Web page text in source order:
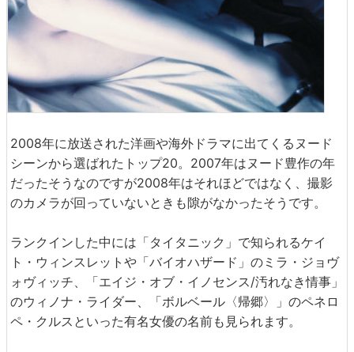
2008年に放送された洋画や海外ドラマに出てくるヌード
シーンから選ばれたトップ20。2007年はヌード豊作の年
だったそうなのですが2008年はそれほどではなく、撮影
のカメラが回っていないときも隙がなかったそうです。
ランクインした中には「タイタニック」で知られるケイ
ト・ウィンスレットや「バイオハザード」のミラ・ジョヴ
ォヴィッチ、「エイジ・オブ・イノセンス/汚れなき情事」
のウィノナ・ライダー、「ボルベール〈帰郷〉」のペネロ
ペ・クルスといった有名女優の名前も見られます。